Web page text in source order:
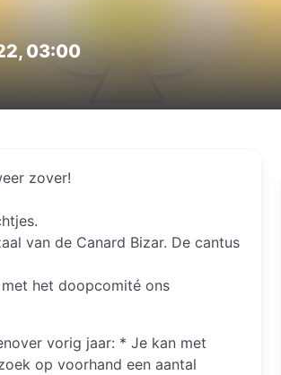
03:00
zover!
van de Canard Bizar. De cantus
het doopcomité ons
vorig jaar: * Je kan met
op voorhand een aantal